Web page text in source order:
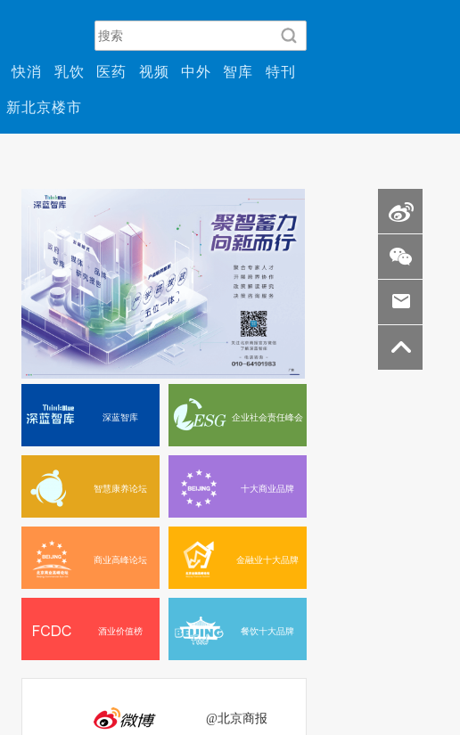
快消 乳饮 医药 视频 中外 智库 特刊
新北京楼市
深蓝智库 企业社会责任峰会
智慧康养论坛 十大商业品牌
商业高峰论坛 金融业十大品牌
酒业价值榜 餐饮十大品牌
@北京商报